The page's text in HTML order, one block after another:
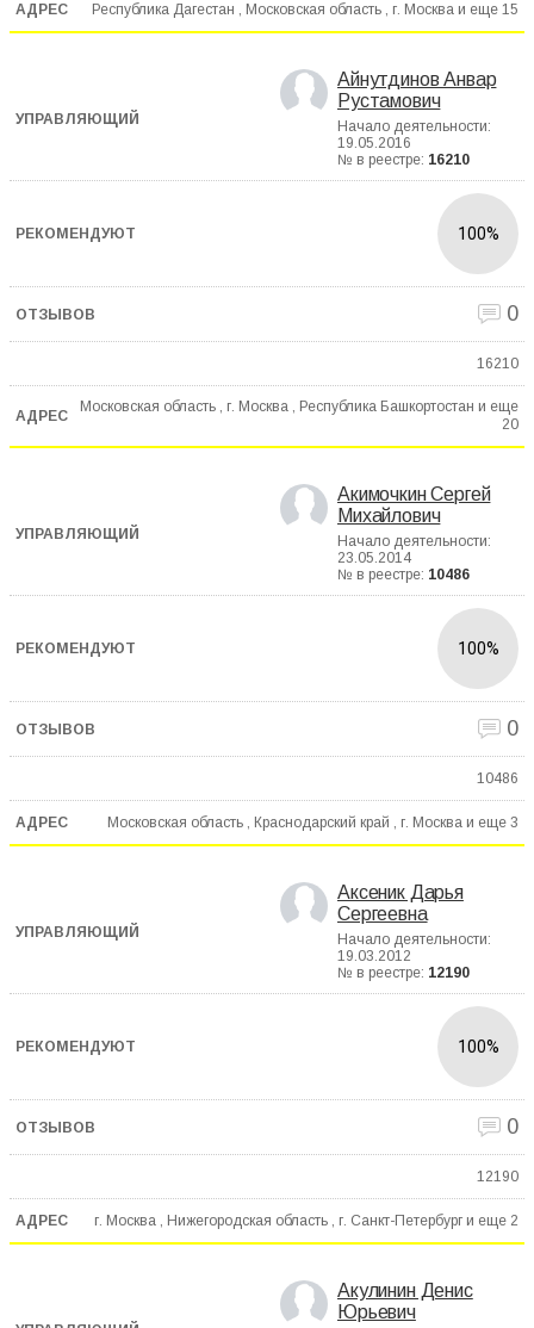
Республика Дагестан , Московская область , г. Москва и еще 15
Айнутдинов Анвар
Рустамович
Начало деятельности:
19.05.2016
№ в реестре: 16210
100%
0
16210
Московская область , г. Москва , Республика Башкортостан и еще
20
Акимочкин Сергей
Михайлович
Начало деятельности:
23.05.2014
№ в реестре: 10486
100%
0
10486
Московская область , Краснодарский край , г. Москва и еще 3
Аксеник Дарья
Сергеевна
Начало деятельности:
19.03.2012
№ в реестре: 12190
100%
0
12190
г. Москва , Нижегородская область , г. Санкт-Петербург и еще 2
Акулинин Денис
Юрьевич